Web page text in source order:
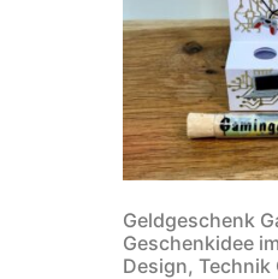
Geldgeschenk
Geschenkidee
Design, Technik